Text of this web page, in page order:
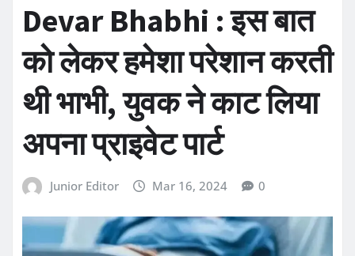
Devar Bhabhi : इस बात
को लेकर हमेशा परेशान करती
थी भाभी, युवक ने काट लिया
अपना प्राइवेट पार्ट
Junior Editor Mar 16, 2024 0